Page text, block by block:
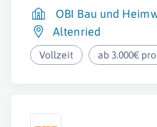
OBI Bau und
Altenried
Vollzeit ab 3.000€